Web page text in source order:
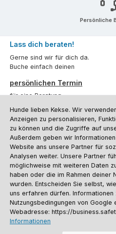
Persönliche
Lass dich beraten!
Gerne sind wir für dich da.
Buche einfach deinen
persönlichen Termin
für eine Beratung.
Oder über unserKontaktformular.
Vertrag widerrufen
Kundenservice
Informationen
Social Media und Kontakt
Versandinformationen
Batterieentsorgung
Hunde lieben Kekse. Wir
Anzeigen zu personalisieren,
zu können und die Zugriffe auf
Außerdem geben wir
Website ans unsere Partner für
Analysen weiter. Unsere Partner
möglichweise mit weiteren Daten
haben oder die im Rahmen deiner
wurden. Entscheiden Sie selbst,
uns erfahren dürfen. Informationen
Nutzungsbedingungen von Google
Webadresse: https://
Informationen